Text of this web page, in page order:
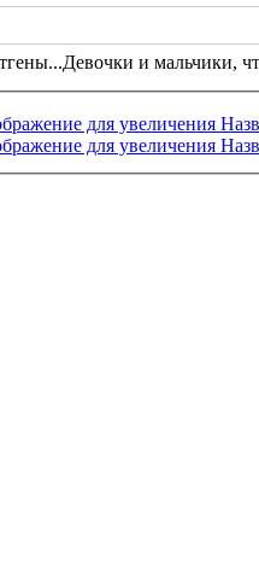
и мальчики,